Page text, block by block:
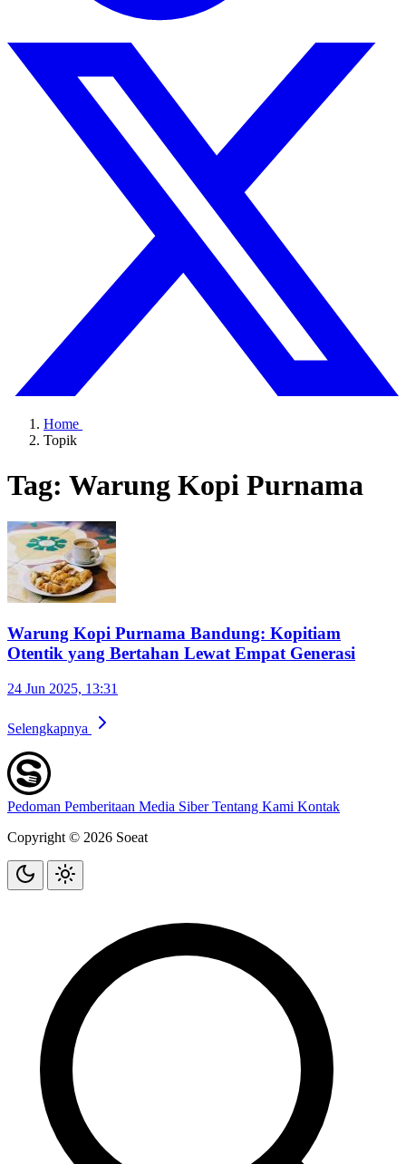
Home
Topik
Tag: Warung Kopi Purnama
Warung Kopi Purnama Bandung: Kopitiam
Otentik yang Bertahan Lewat Empat Generasi
24 Jun 2025, 13:31
Selengkapnya
Pedoman Pemberitaan Media SiberTentang Kami Kontak
Copyright © 2026 Soeat